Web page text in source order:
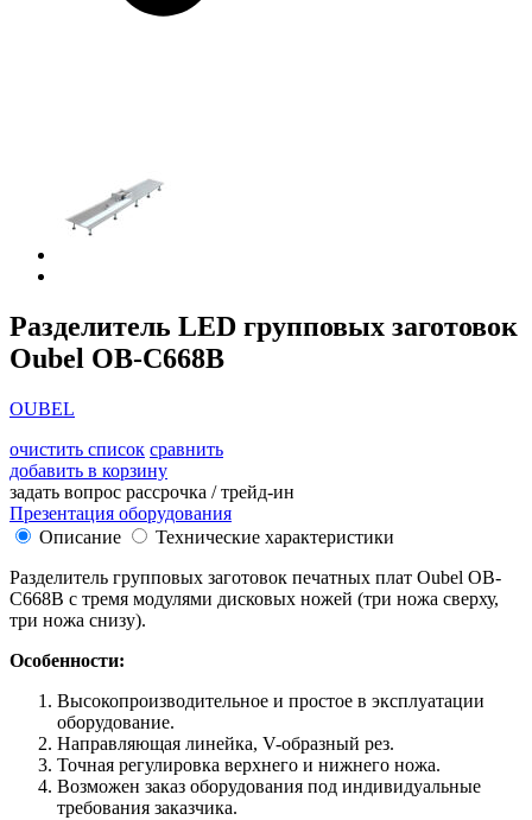
Разделитель LED групповых заготовок
Oubel OB-C668В
OUBEL
очистить список сравнить
добавить в корзину
задать вопрос рассрочка / трейд-ин
Презентация оборудования
Описание
Технические характеристики
Разделитель групповых заготовок печатных плат Oubel OB-
C668В с тремя модулями дисковых ножей (три ножа сверху,
три ножа снизу).
Особенности:
Высокопроизводительное и простое в эксплуатации
оборудование.
Направляющая линейка, V-образный рез.
Точная регулировка верхнего и нижнего ножа.
Возможен заказ оборудования под индивидуальные
требования заказчика.